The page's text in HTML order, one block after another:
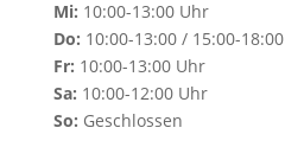
Mi: 10:00-13:00 Uhr
Do: 10:00-13:00 / 15:00-
Fr: 10:00-13:00 Uhr
Sa: 10:00-12:00 Uhr
So: Geschlossen